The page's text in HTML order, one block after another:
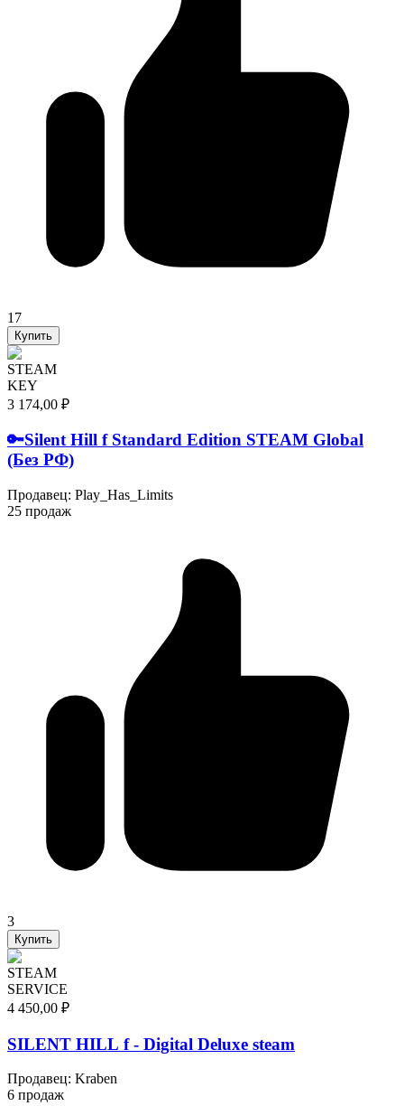
17
Купить
STEAM
KEY
3 174,00 ₽
🔑Silent Hill f Standard Edition STEAM Global
(Без РФ)
Продавец: Play_Has_Limits
25 продаж
3
Купить
STEAM
SERVICE
4 450,00 ₽
SILENT HILL f - Digital Deluxe steam
Продавец: Kraben
6 продаж